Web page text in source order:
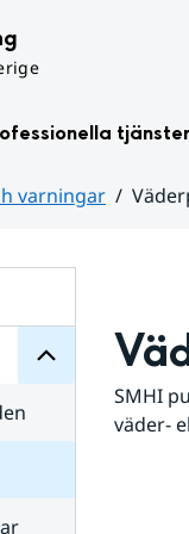
tjänster
varningar
för
SMHI
väder-